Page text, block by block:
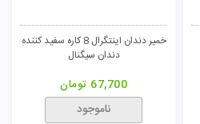
خمیر دندان اینتگرال 8 کاره سفید کننده
دندان سیگنال
67,700 تومان
ناموجود